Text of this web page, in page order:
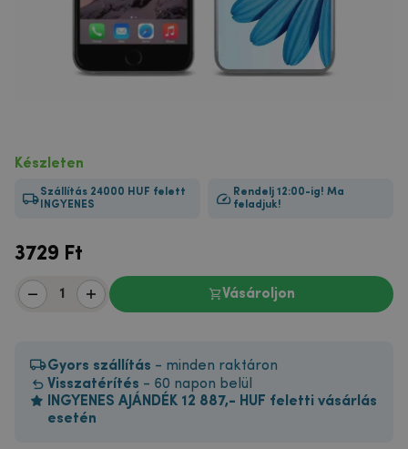
Készleten
Szállítás 24000 HUF felett
INGYENES
Rendelj 12:00-ig! Ma
feladjuk!
3729 Ft
Vásároljon
Gyors szállítás - minden raktáron
Visszatérítés - 60 napon belül
INGYENES AJÁNDÉK 12 887,- HUF feletti vásárlás
esetén